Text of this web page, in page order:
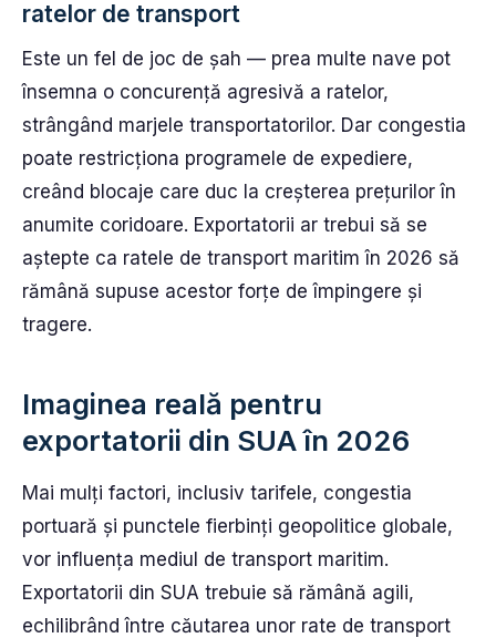
ratelor de transport
Este un fel de joc de șah — prea multe nave pot
însemna o concurență agresivă a ratelor,
strângând marjele transportatorilor. Dar congestia
poate restricționa programele de expediere,
creând blocaje care duc la creșterea prețurilor în
anumite coridoare. Exportatorii ar trebui să se
aștepte ca ratele de transport maritim în 2026 să
rămână supuse acestor forțe de împingere și
tragere.
Imaginea reală pentru
exportatorii din SUA în 2026
Mai mulți factori, inclusiv tarifele, congestia
portuară și punctele fierbinți geopolitice globale,
vor influența mediul de transport maritim.
Exportatorii din SUA trebuie să rămână agili,
echilibrând între căutarea unor rate de transport